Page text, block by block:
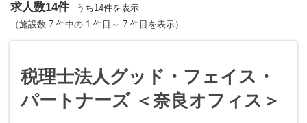
求人数14件
うち14件を表示
（施設数 7 件中の 1 件目～ 7 件目を表示）
税理士法人グッド・フェイス・
パートナーズ ＜奈良オフィス＞